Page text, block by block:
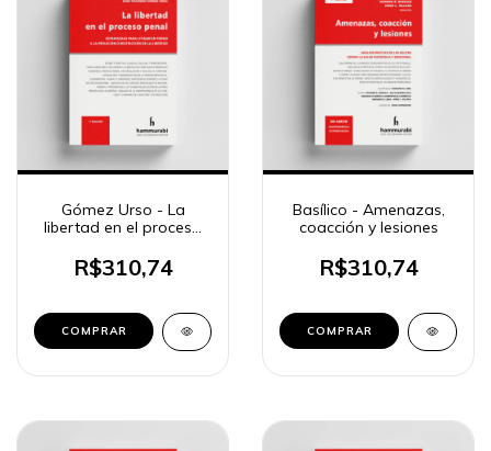
Gómez Urso - La
libertad en el proceso
R$310,74
COMPRAR
Basílico - Amenazas,
coacción y lesiones
R$310,74
COMPRAR